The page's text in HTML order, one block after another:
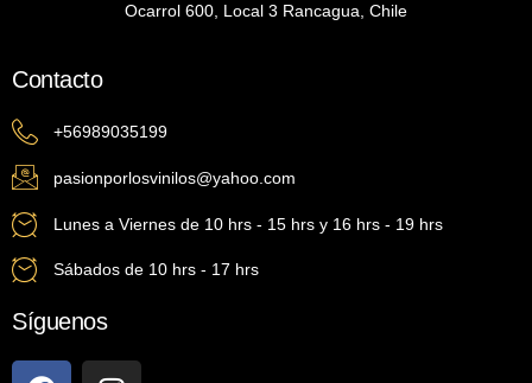
Ocarrol 600, Local 3 Rancagua, Chile
Contacto
+56989035199
pasionporlosvinilos@yahoo.com
Lunes a Viernes de 10 hrs - 15 hrs y 16 hrs - 19 hrs
Sábados de 10 hrs - 17 hrs
Síguenos